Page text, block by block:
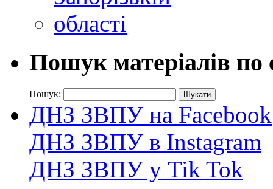
Пошук матеріалів по
Пошук:
ДНЗ ЗВПУ на Facebook
ДНЗ ЗВПУ в Instagram
ДНЗ ЗВПУ у Tik Tok